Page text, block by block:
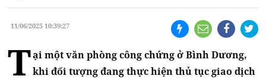
11/06/2025 10:39:27
Tại một văn phòng công chứng ở Bình Dương,
khi đối tượng đang thực hiện thủ tục giao dịch